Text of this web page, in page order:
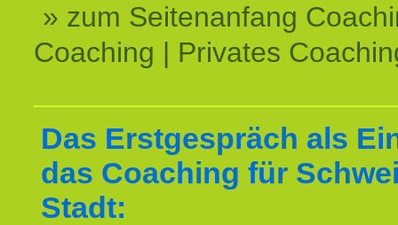
» zum Seitenanfang
Coaching | Privates
Das Erstgespräch als
das Coaching für
Stadt: